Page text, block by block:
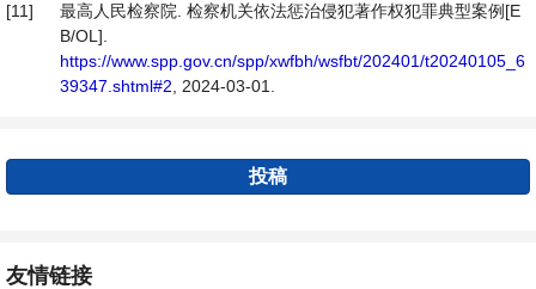
[11]
最高人民检察院. 检察机关依法惩治侵犯著作权犯罪典型案例[E
B/OL].
https://www.spp.gov.cn/spp/xwfbh/wsfbt/202401/t20240105_6
39347.shtml#2 , 2024-03-01.
投稿
友情链接